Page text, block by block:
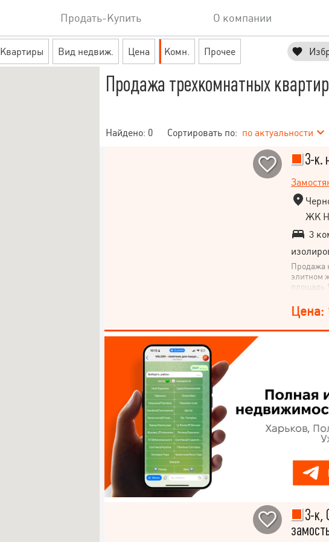
Продать-Купить О компании
Квартиры Вид недвиж. Цена Комн. Прочее
Продажа трехкомнатных
Найдено: 0 Сортировать по: по актуальности
3-к.
ЖК
3
Продажа
элитном
площадь
то есть
Оселя.
Цена:
3-к,